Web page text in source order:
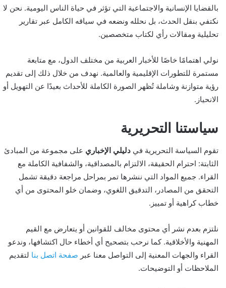
بالقضايا الإنسانية والاجتماعية التي تؤثر في حياة الناس اليومية. نحن لا
نكتفي بنقل الحدث، بل نحلله ونضعه في سياقه الكامل عبر تقارير
تحليلية ومقالات رأي لكتاب متخصصين.
نولي اهتمامًا خاصًا للأخبار العربية من مختلف الدول، مع متابعة
مستمرة للتطورات الإقليمية والعالمية. نهدف من خلال ذلك إلى تقديم
رؤية متوازنة وشاملة تُظهر الصورة الكاملة للأحداث بعيدًا عن التهويل أو
الانحياز.
سياستنا التحريرية
تقوم السياسة التحريرية في دليلي الإخباري على مجموعة من المبادئ
الثابتة: احترام الحقيقة، الالتزام بالمصداقية، والشفافية الكاملة مع
القراء. جميع المواد التي ننشرها تمر بمراحل مراجعة دقيقة تشمل
التحقق من المصادر، التدقيق اللغوي، وضمان خلو المحتوى من أي
خطاب كراهية أو تمييز.
نلتزم بعدم نشر أي محتوى مخالف للقوانين أو يتعارض مع القيم
المهنية والأخلاقية. كما نرحب بتصحيح أي أخطاء حال اكتشافها، وندعو
القراء والجهات المعنية إلى التواصل معنا عبر صفحة اتصل بنا لتقديم
الملاحظات أو التوضيحات.